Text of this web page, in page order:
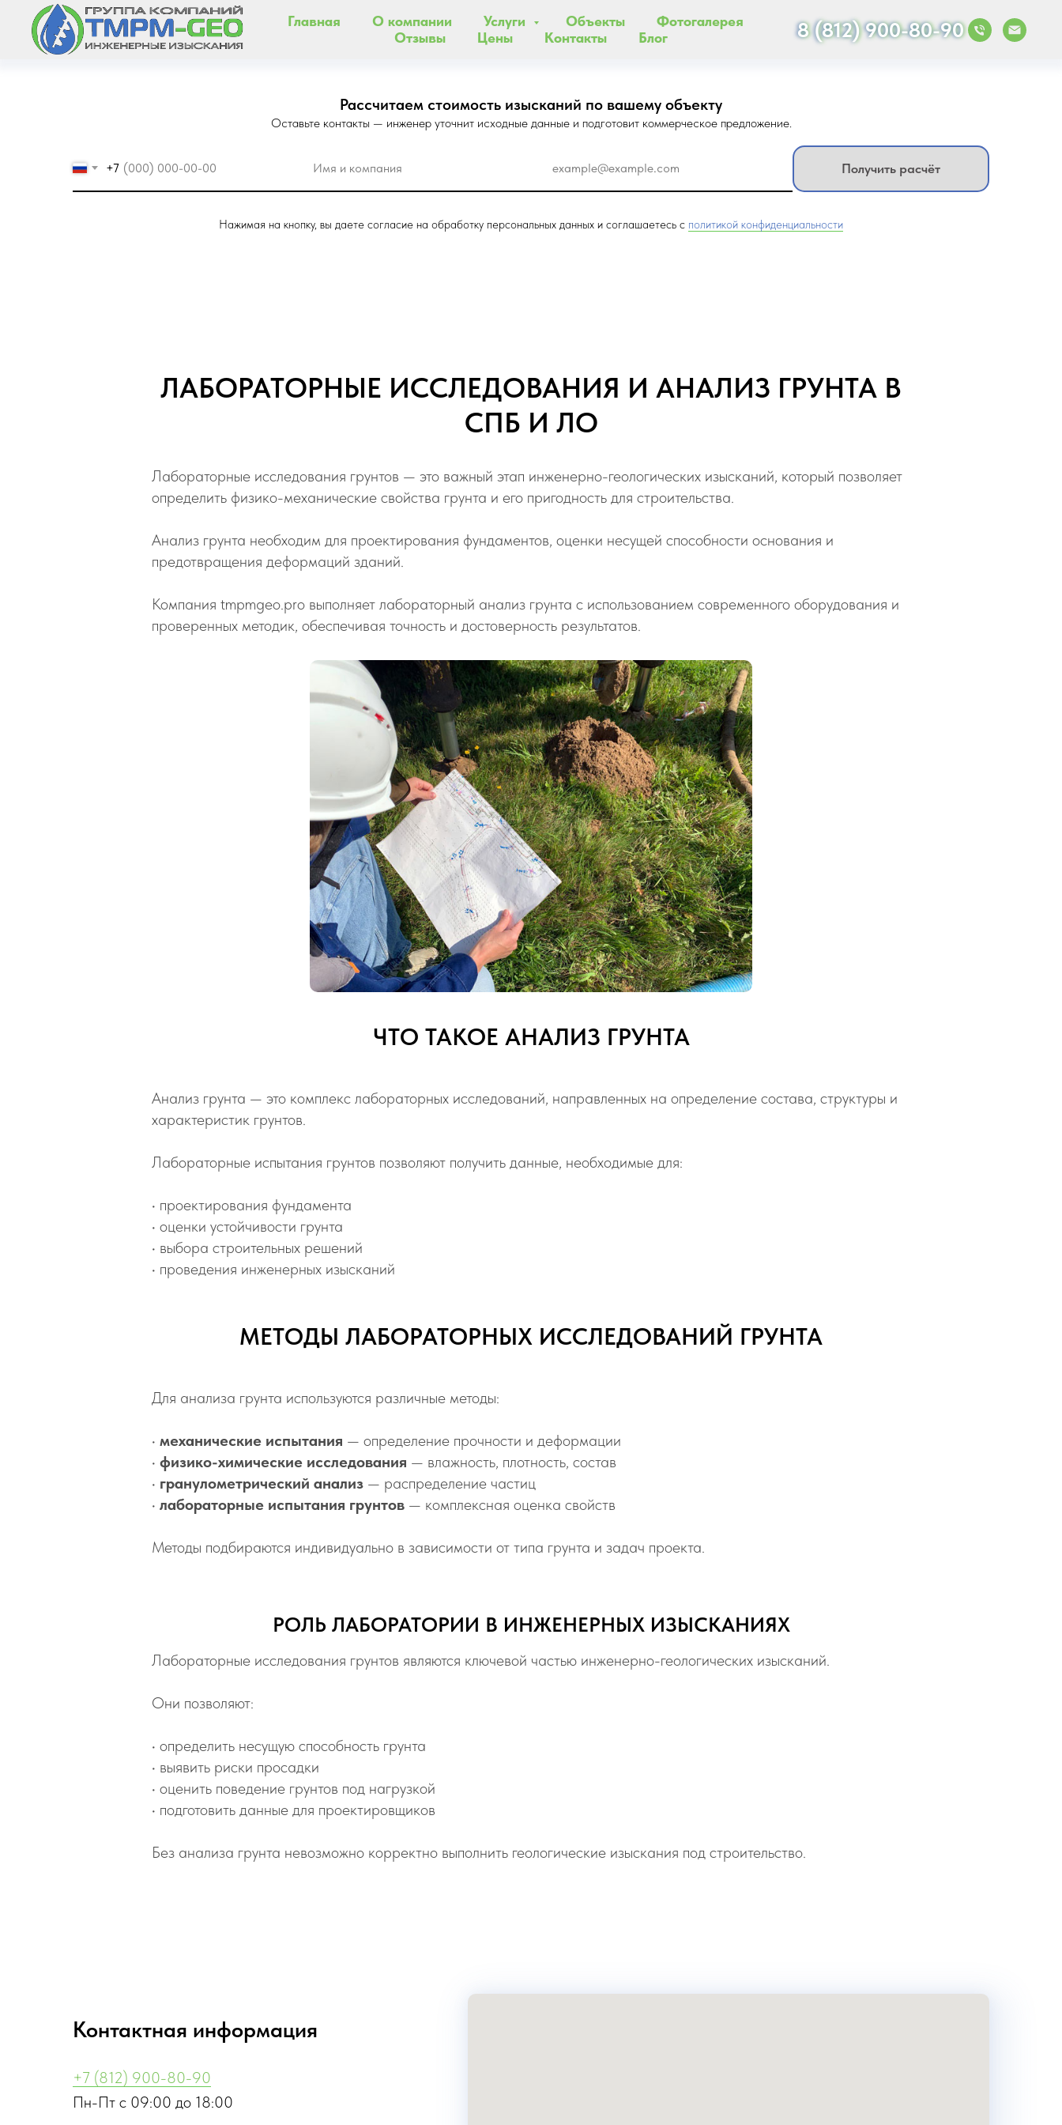
Главная О компании Услуги Объекты
Фотогалерея
Отзывы
Цены Контакты Блог 8 (812) 900-80-90
Рассчитаем стоимость изысканий по вашему объекту
Оставьте контакты — инженер уточнит исходные данные и подготовит коммерческое предложение.
+7 Получить расчёт
Нажимая на кнопку, вы даете согласие на обработку персональных данных и соглашаетесь c политикой конфиденциальности
ЛАБОРАТОРНЫЕ ИССЛЕДОВАНИЯ И АНАЛИЗ ГРУНТА В
СПБ И ЛО
Лабораторные исследования грунтов — это важный этап инженерно-геологических изысканий, который позволяет
определить физико-механические свойства грунта и его пригодность для строительства.
Анализ грунта необходим для проектирования фундаментов, оценки несущей способности основания и
предотвращения деформаций зданий.
Компания tmpmgeo.pro выполняет лабораторный анализ грунта с использованием современного оборудования и
проверенных методик, обеспечивая точность и достоверность результатов.
ЧТО ТАКОЕ АНАЛИЗ ГРУНТА
Анализ грунта — это комплекс лабораторных исследований, направленных на определение состава, структуры и
характеристик грунтов.
Лабораторные испытания грунтов позволяют получить данные, необходимые для:
• проектирования фундамента
• оценки устойчивости грунта
• выбора строительных решений
• проведения инженерных изысканий
МЕТОДЫ ЛАБОРАТОРНЫХ ИССЛЕДОВАНИЙ ГРУНТА
Для анализа грунта используются различные методы:
• механические испытания — определение прочности и деформации
• физико-химические исследования — влажность, плотность, состав
• гранулометрический анализ — распределение частиц
• лабораторные испытания грунтов — комплексная оценка свойств
Методы подбираются индивидуально в зависимости от типа грунта и задач проекта.
РОЛЬ ЛАБОРАТОРИИ В ИНЖЕНЕРНЫХ ИЗЫСКАНИЯХ
Лабораторные исследования грунтов являются ключевой частью инженерно-геологических изысканий.
Они позволяют:
• определить несущую способность грунта
• выявить риски просадки
• оценить поведение грунтов под нагрузкой
• подготовить данные для проектировщиков
Без анализа грунта невозможно корректно выполнить геологические изыскания под строительство.
Контактная информация
+7 (812) 900-80-90
Пн-Пт с 09:00 до 18:00